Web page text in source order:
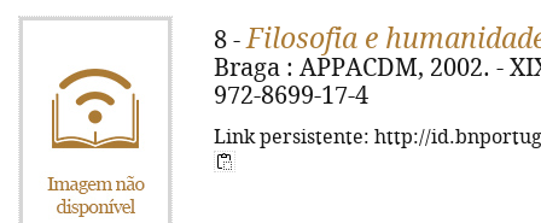
8 -Filosofia e
Braga : APPACDM, 2002. -
972-8699-17-4
Link persistente: http://